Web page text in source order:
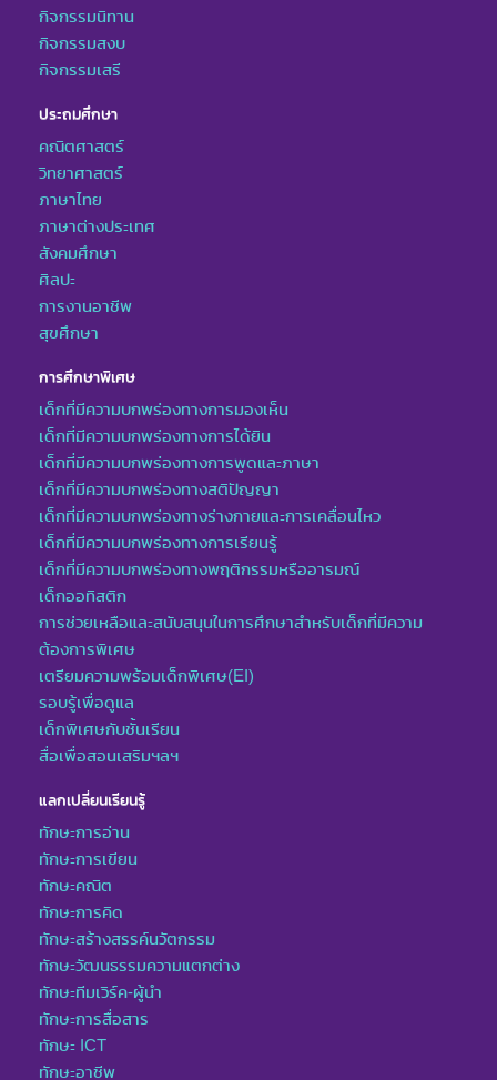
กิจกรรมนิทาน
กิจกรรมสงบ
กิจกรรมเสรี
ประถมศึกษา
คณิตศาสตร์
วิทยาศาสตร์
ภาษาไทย
ภาษาต่างประเทศ
สังคมศึกษา
ศิลปะ
การงานอาชีพ
สุขศึกษา
การศึกษาพิเศษ
เด็กที่มีความบกพร่องทางการมองเห็น
เด็กที่มีความบกพร่องทางการได้ยิน
เด็กที่มีความบกพร่องทางการพูดและภาษา
เด็กที่มีความบกพร่องทางสติปัญญา
เด็กที่มีความบกพร่องทางร่างกายและการเคลื่อนไหว
เด็กที่มีความบกพร่องทางการเรียนรู้
เด็กที่มีความบกพร่องทางพฤติกรรมหรืออารมณ์
เด็กออทิสติก
การช่วยเหลือและสนับสนุนในการศึกษาสำหรับเด็กที่มีความ
ต้องการพิเศษ
เตรียมความพร้อมเด็กพิเศษ(EI)
รอบรู้เพื่อดูแล
เด็กพิเศษกับชั้นเรียน
สื่อเพื่อสอนเสริมฯลฯ
แลกเปลี่ยนเรียนรู้
ทักษะการอ่าน
ทักษะการเขียน
ทักษะคณิต
ทักษะการคิด
ทักษะสร้างสรรค์นวัตกรรม
ทักษะวัฒนธรรมความแตกต่าง
ทักษะทีมเวิร์ค-ผู้นำ
ทักษะการสื่อสาร
ทักษะ ICT
ทักษะอาชีพ